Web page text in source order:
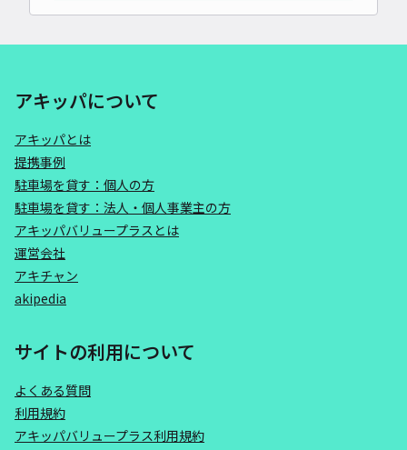
アキッパについて
アキッパとは
提携事例
駐車場を貸す：個人の方
駐車場を貸す：法人・個人事業主の方
アキッパバリュープラスとは
運営会社
アキチャン
akipedia
サイトの利用について
よくある質問
利用規約
アキッパバリュープラス利用規約